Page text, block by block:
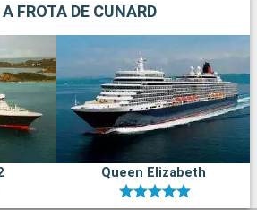
FROTA DE CUNARD
Queen Elizabeth